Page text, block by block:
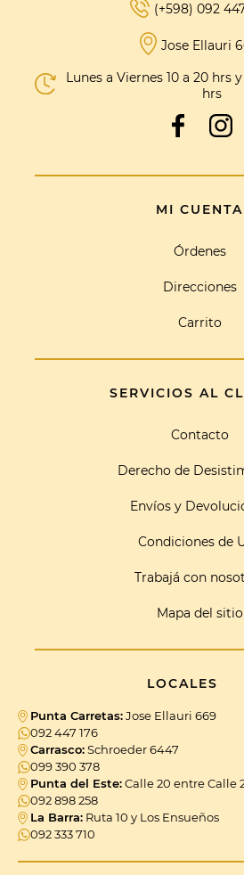
(+598) 092
Jose Ellauri
Lunes a Viernes 10 a 20 hrs
hrs
MI CUENTA
Órdenes
Direcciones
Carrito
SERVICIOS AL
Contacto
Derecho de
Envíos y
Condiciones de
Trabajá con
Mapa del sitio
LOCALES
Punta Carretas:Jose Ellauri 669
092 447 176
Carrasco:Schroeder 6447
099 390 378
Punta del Este:Calle 20 entre Calle
092 898 258
La Barra: Ruta 10 y Los Ensueños
092 333 710